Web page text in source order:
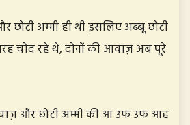
छोटी अम्मी ही थी इसलिए अब्बू छोटी
चोद रहे थे, दोनों की आवाज़ अब पूरे
और छोटी अम्मी की आ उफ उफ आह